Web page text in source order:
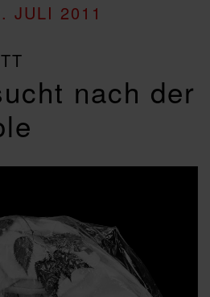
JULI 2011
nach der